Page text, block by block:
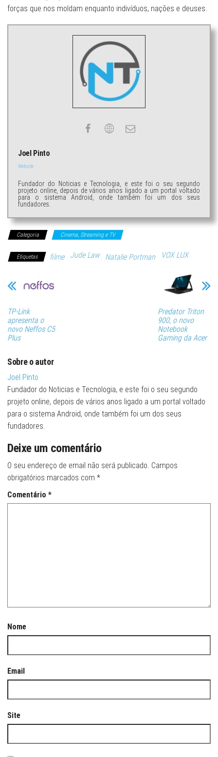
forças que nos moldam enquanto indivíduos, nações e deuses.
Joel Pinto
Website
Fundador do Noticias e Tecnologia, e este foi o seu segundo
projeto online, depois de vários anos ligado a um portal voltado
para o sistema Android, onde também foi um dos seus
fundadores.
Categoria Cinema, Streaming e TV
Etiquetas filme Jude Law Natalie Portman VOX LUX
TP-Link
apresenta o
novo Neffos C5
Plus
Predator Triton
900, o novo
Notebook
Gaming da Acer
Sobre o autor
Joel Pinto
Fundador do Noticias e Tecnologia, e este foi o seu segundo
projeto online, depois de vários anos ligado a um portal voltado
para o sistema Android, onde também foi um dos seus
fundadores.
Deixe um comentário
O seu endereço de email não será publicado. Campos
obrigatórios marcados com *
Comentário *
Nome
Email
Site